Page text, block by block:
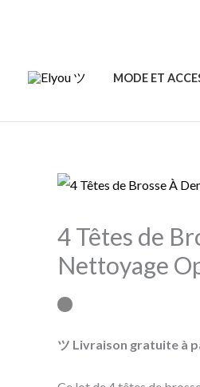
MODE ET
4 Têtes de
Nettoyage
ツ Livraison gratuite à
quantité
4
Têtes
de
Brosse
Dents